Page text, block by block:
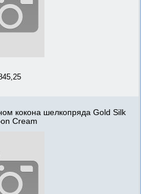
кокона шелкопряда Gold Silk
Cream